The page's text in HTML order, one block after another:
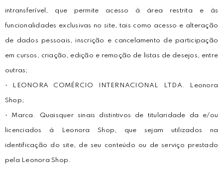
intransferível, que permite acesso à área restrita e às
funcionalidades exclusivas no site, tais como acesso e alteração
de dados pessoais, inscrição e cancelamento de participação
em cursos, criação, edição e remoção de listas de desejos, entre
outras;
• LEONORA COMÉRCIO INTERNACIONAL LTDA. Leonora
Shop;
• Marca. Quaisquer sinais distintivos de titularidade da e/ou
licenciados à Leonora Shop, que sejam utilizados na
identificação do site, de seu conteúdo ou de serviço prestado
pela Leonora Shop.